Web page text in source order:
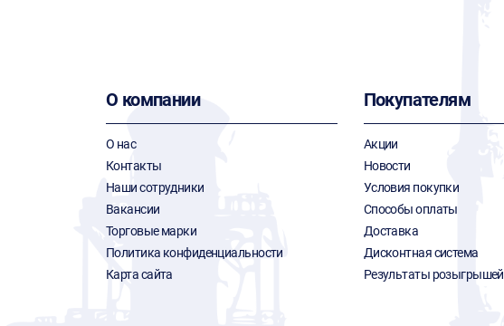
О компании
О нас
Контакты
Наши сотрудники
Вакансии
Торговые марки
Политика конфиденциальности
Карта сайта
Покупателям
Акции
Новости
Условия покупки
Способы оплаты
Доставка
Дисконтная система
Результаты розыгрышей